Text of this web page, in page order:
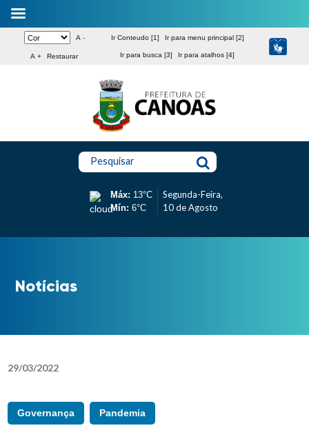
A -
A + Restaurar
Ir Conteudo [1] Ir para menu principal [2]
Ir para busca [3] Ir para atalhos [4]
Pesquisar
Máx: 13°C
Mín: 6°C
Segunda-Feira,
10 de Agosto
Notícias
29/03/2022
Governança Pandemia